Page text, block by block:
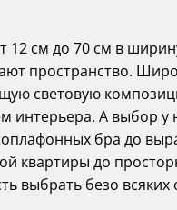
12 см до 70 см в
пространство.
световую
интерьера. А выбор
бра до
квартиры до
выбрать безо всяких